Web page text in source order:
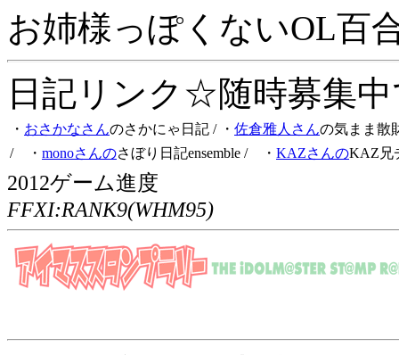
お姉様っぽくないOL百
日記リンク☆随時募集
・ おさかなさんのさかにゃ日記 / ・ 佐倉雅人さんの気まま散
/ ・ monoさんのさぼり日記ensemble / ・ KAZさんのKAZ兄
2012ゲーム進度
FFXI:RANK9(WHM95)